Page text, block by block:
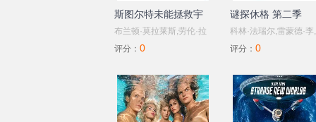
斯图尔特未能拯救宇
宙
布兰顿·莫拉莱斯,劳伦·拉
普库斯,布莱恩·波塞恩,约
布雷纳,凯文·苏斯曼,路易
斯·穆斯蒂略,瑞恩·卡特赖
特,阿蒂克斯·巴塔坎,雅沙·
评分： 0
谜探休格 第二季
科林·法瑞尔,雷蒙德·李
伊·惠格姆,杰克·托帕利
萨莎·卡莱,河镇,布赖恩
利斯,艾琳·吴
评分： 0